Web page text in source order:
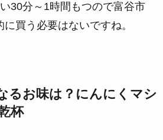
30分～1時間もつので富谷市
買う必要はないですね。
るお味は？にんにくマシ
杯